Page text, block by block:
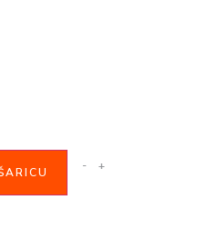
- +